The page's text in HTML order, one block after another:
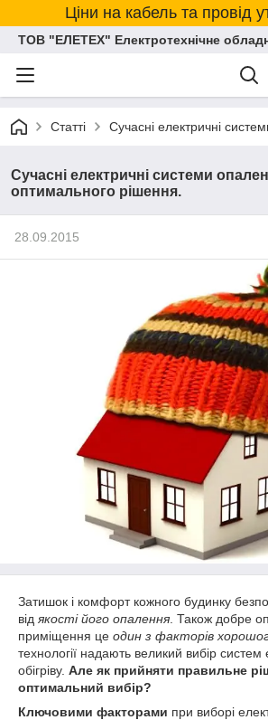
Ціни на кабель та провід
ТОВ "ЕЛЕТЕХ" Електротехнічне
Статті Сучасні електричні
Сучасні електричні системи
оптимального рішення.
28.09.2015
Затишок і комфорт кожного будинку
від якості його опалення . Також добре
приміщення це один з факторів
технології надають великий вибір систем
обігріву. Але як прийняти правильне
оптимальний вибір?
Ключовими факторами при виборі